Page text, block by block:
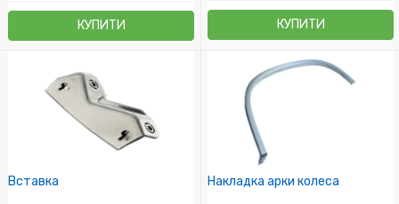
КУПИТИ КУПИТИ
Вставка Накладка арки колеса